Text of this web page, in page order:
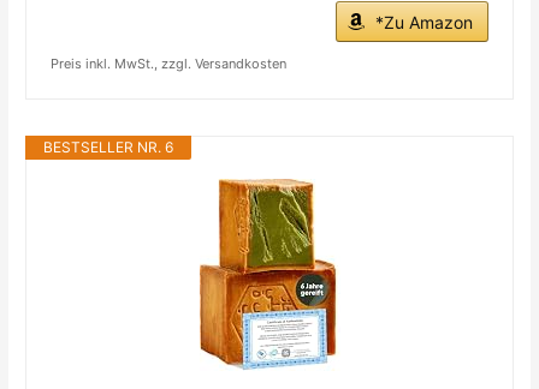
*Zu Amazon
Preis inkl. MwSt., zzgl. Versandkosten
BESTSELLER NR. 6